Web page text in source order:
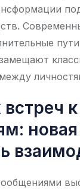
новая